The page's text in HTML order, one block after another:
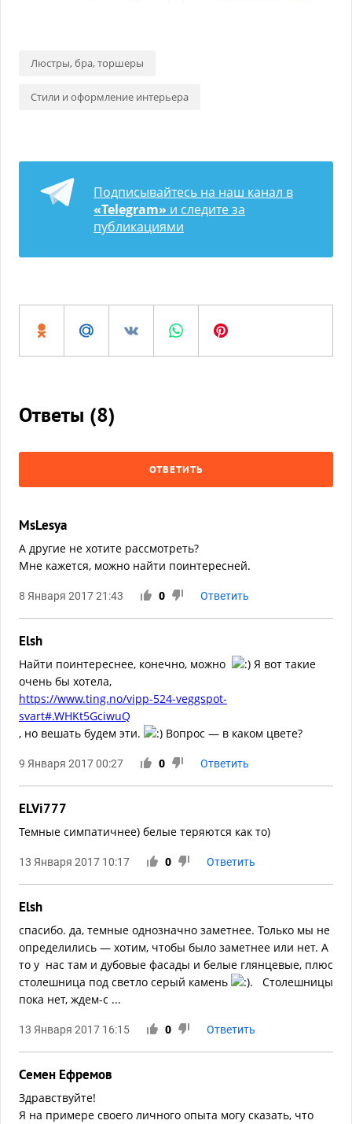
Люстры, бра, торшеры
Стили и оформление интерьера
Подписывайтесь на наш канал в
«Telegram» и следите за
публикациями
Ответы (8)
ОТВЕТИТЬ
MsLesya
А другие не хотите рассмотреть?
Мне кажется, можно найти поинтересней.
8 Января 2017 21:43 0 Ответить
Elsh
Найти поинтереснее, конечно, можно
Я вот такие
очень бы хотела,
https://www.ting.no/vipp-524-veggspot-
svart#.WHKt5GciwuQ
, но вешать будем эти.
Вопрос — в каком цвете?
9 Января 2017 00:27 0 Ответить
ELVi777
Темные симпатичнее) белые теряются как то)
13 Января 2017 10:17 0 Ответить
Elsh
спасибо. да, темные однозначно заметнее. Только мы не
определились — хотим, чтобы было заметнее или нет. А
то у нас там и дубовые фасады и белые глянцевые, плюс
столешница под светло серый камень
. Столешницы
пока нет, ждем-с ...
13 Января 2017 16:15 0 Ответить
Семен Ефремов
Здравствуйте!
Я на примере своего личного опыта могу сказать, что